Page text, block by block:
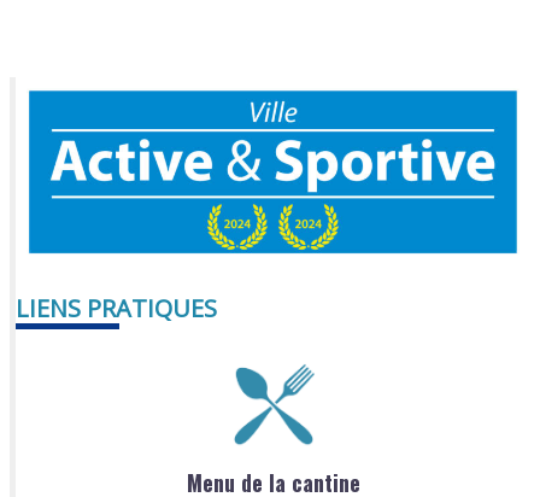
LIENS PRATIQUES
Menu de la cantine